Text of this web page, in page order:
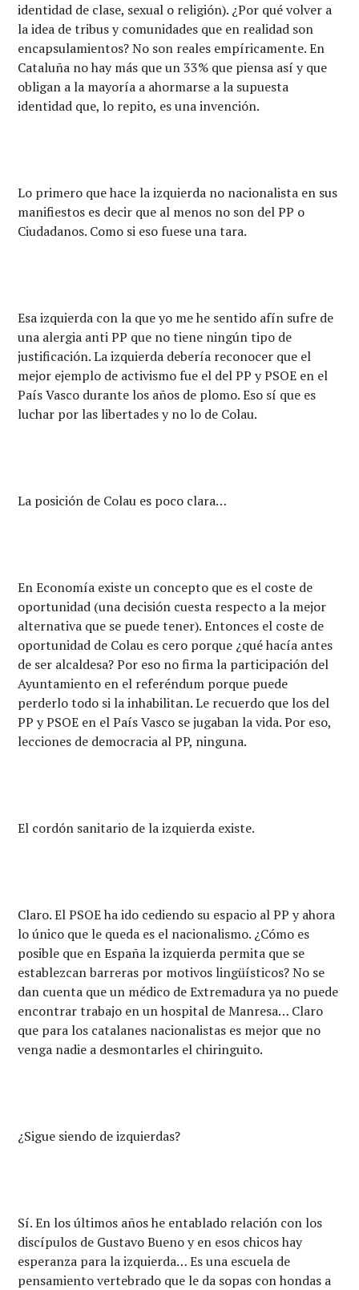
identidad de clase, sexual o religión). ¿Por qué volver a
la idea de tribus y comunidades que en realidad son
encapsulamientos? No son reales empíricamente. En
Cataluña no hay más que un 33% que piensa así y que
obligan a la mayoría a ahormarse a la supuesta
identidad que, lo repito, es una invención.
Lo primero que hace la izquierda no nacionalista en sus
manifiestos es decir que al menos no son del PP o
Ciudadanos. Como si eso fuese una tara.
Esa izquierda con la que yo me he sentido afín sufre de
una alergia anti PP que no tiene ningún tipo de
justificación. La izquierda debería reconocer que el
mejor ejemplo de activismo fue el del PP y PSOE en el
País Vasco durante los años de plomo. Eso sí que es
luchar por las libertades y no lo de Colau.
La posición de Colau es poco clara…
En Economía existe un concepto que es el coste de
oportunidad (una decisión cuesta respecto a la mejor
alternativa que se puede tener). Entonces el coste de
oportunidad de Colau es cero porque ¿qué hacía antes
de ser alcaldesa? Por eso no firma la participación del
Ayuntamiento en el referéndum porque puede
perderlo todo si la inhabilitan. Le recuerdo que los del
PP y PSOE en el País Vasco se jugaban la vida. Por eso,
lecciones de democracia al PP, ninguna.
El cordón sanitario de la izquierda existe.
Claro. El PSOE ha ido cediendo su espacio al PP y ahora
lo único que le queda es el nacionalismo. ¿Cómo es
posible que en España la izquierda permita que se
establezcan barreras por motivos lingüísticos? No se
dan cuenta que un médico de Extremadura ya no puede
encontrar trabajo en un hospital de Manresa… Claro
que para los catalanes nacionalistas es mejor que no
venga nadie a desmontarles el chiringuito.
¿Sigue siendo de izquierdas?
Sí. En los últimos años he entablado relación con los
discípulos de Gustavo Bueno y en esos chicos hay
esperanza para la izquierda… Es una escuela de
pensamiento vertebrado que le da sopas con hondas a